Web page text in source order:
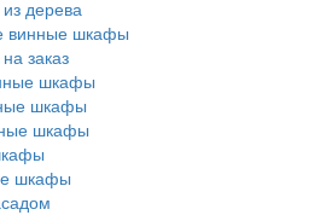
дерева
винные шкафы
заказ
шкафы
шкафы
шкафы
шкафы